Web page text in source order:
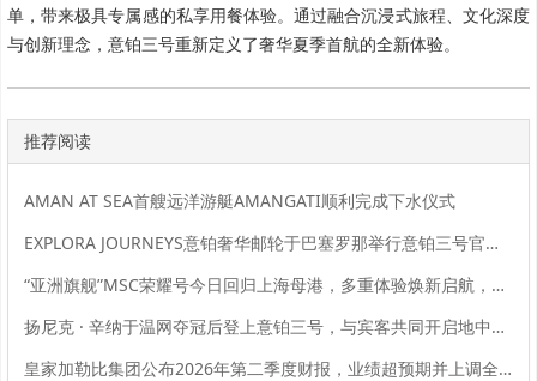
单，带来极具专属感的私享用餐体验。通过融合沉浸式旅程、文化深度
与创新理念，意铂三号重新定义了奢华夏季首航的全新体验。
推荐阅读
AMAN AT SEA首艘远洋游艇AMANGATI顺利完成下水仪式
EXPLORA JOURNEYS意铂奢华邮轮于巴塞罗那举行意铂三号官方命名仪式
“亚洲旗舰”MSC荣耀号今日回归上海母港，多重体验焕新启航，金秋航次持续热销中
扬尼克 · 辛纳于温网夺冠后登上意铂三号，与宾客共同开启地中海序章之旅
皇家加勒比集团公布2026年第二季度财报，业绩超预期并上调全年业绩指引